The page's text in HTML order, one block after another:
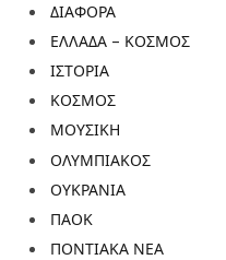
ΔΙΑΦΟΡΑ
ΕΛΛΑΔΑ – ΚΟΣΜΟΣ
ΙΣΤΟΡΙΑ
ΚΟΣΜΟΣ
ΜΟΥΣΙΚΗ
ΟΛΥΜΠΙΑΚΟΣ
ΟΥΚΡΑΝΙΑ
ΠΑΟΚ
ΠΟΝΤΙΑΚΑ ΝΕΑ